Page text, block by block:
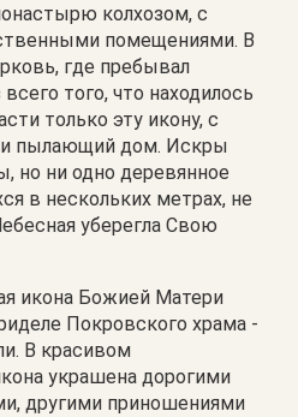
колхозом, с
помещениями. В
где пребывал
того, что находилось
только эту икону, с
пылающий дом. Искры
но ни одно деревянное
в нескольких метрах, не
уберегла Свою
икона Божией Матери
Покровского храма -
В красивом
украшена дорогими
другими приношениями